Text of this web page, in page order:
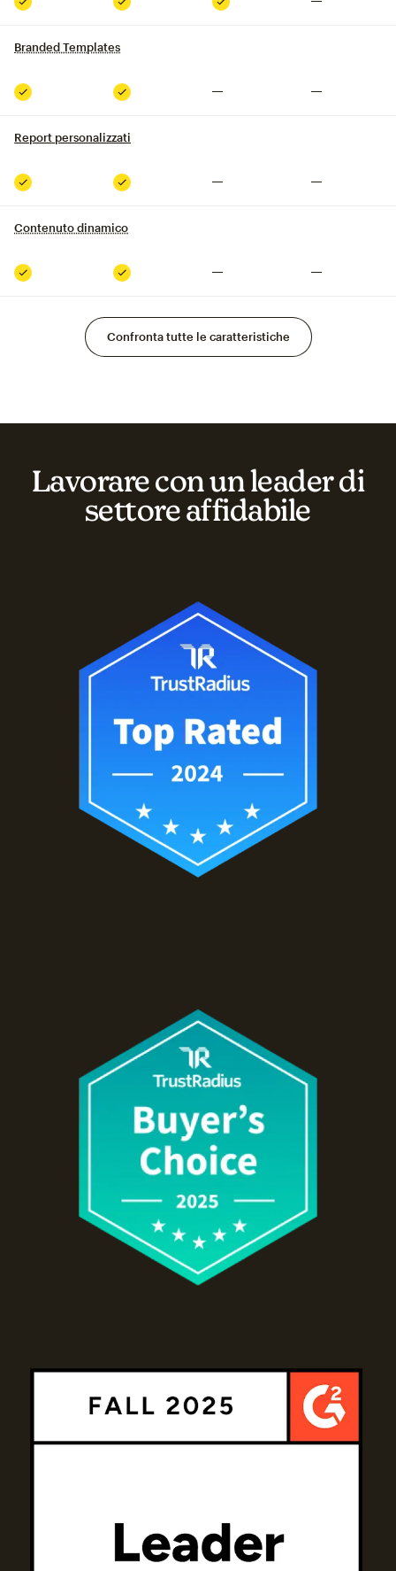
Compreso Compreso Compreso
Branded Templates
Compreso Compreso
Report personalizzati
Compreso Compreso
Contenuto dinamico
Compreso Compreso
Confronta tutte le caratteristiche
Lavorare con un leader di
settore affidabile